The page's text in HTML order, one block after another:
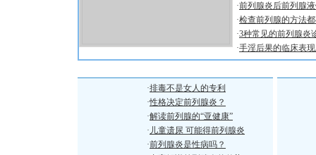
·前列腺炎后前列腺
·检查前列腺的方法
·3种常见的前列腺炎
·手淫后果的临床表
·排毒不是女人的专利
·性格决定前列腺炎？
·解读前列腺的“亚健康”
· 儿童遗尿 可能得前列腺炎
·前列腺炎是性病吗？